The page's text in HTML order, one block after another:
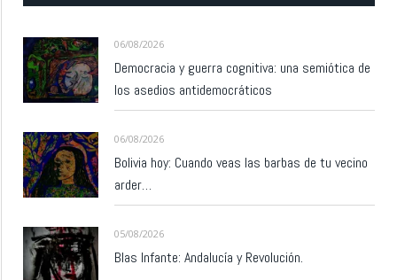
06/08/2026
Democracia y guerra cognitiva: una semiótica de
los asedios antidemocráticos
06/08/2026
Bolivia hoy: Cuando veas las barbas de tu vecino
arder…
05/08/2026
Blas Infante: Andalucía y Revolución.